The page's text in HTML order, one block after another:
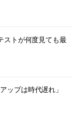
ストが何度見ても最
ップは時代遅れ」